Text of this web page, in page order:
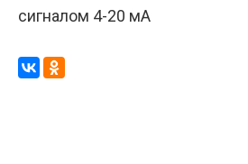
сигналом 4-20 мА